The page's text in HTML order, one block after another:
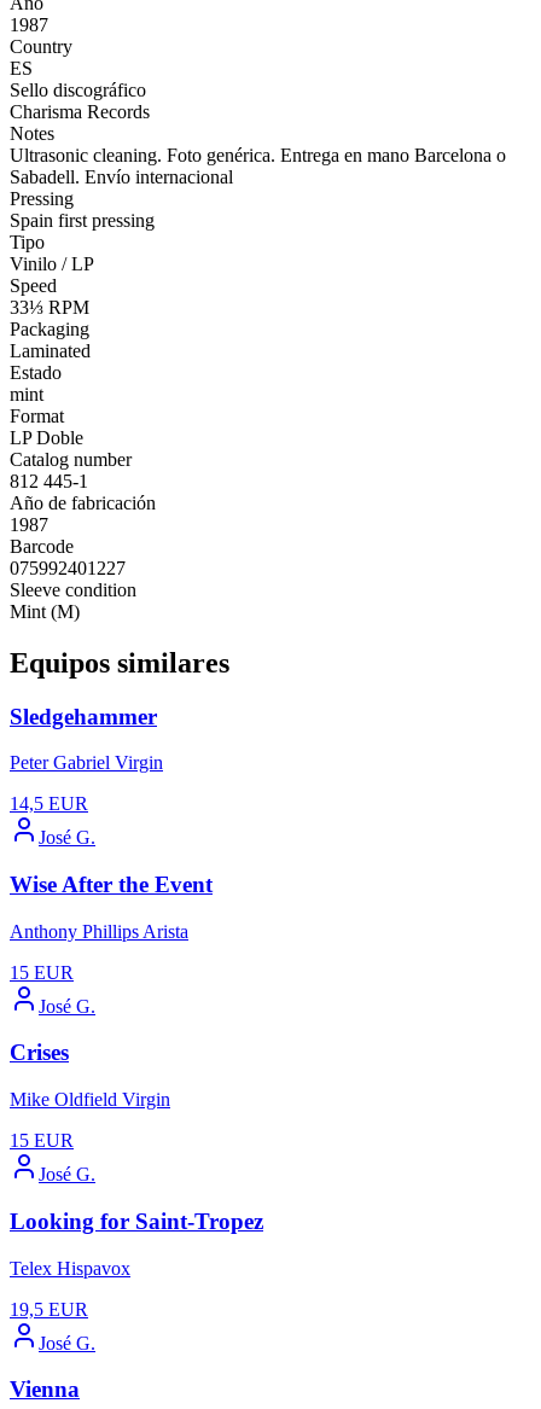
1987
Country
ES
Sello discográfico
Charisma Records
Notes
Ultrasonic cleaning. Foto genérica. Entrega en mano Barcelona o
Sabadell. Envío internacional
Pressing
Spain first pressing
Tipo
Vinilo / LP
Speed
33⅓ RPM
Packaging
Laminated
Estado
mint
Format
LP Doble
Catalog number
812 445-1
Año de fabricación
1987
Barcode
075992401227
Sleeve condition
Mint (M)
Equipos similares
Sledgehammer
Peter Gabriel Virgin
14,5 EUR
José G.
Wise After the Event
Anthony Phillips Arista
15 EUR
José G.
Crises
Mike Oldfield Virgin
15 EUR
José G.
Looking for Saint-Tropez
Telex Hispavox
19,5 EUR
José G.
Vienna